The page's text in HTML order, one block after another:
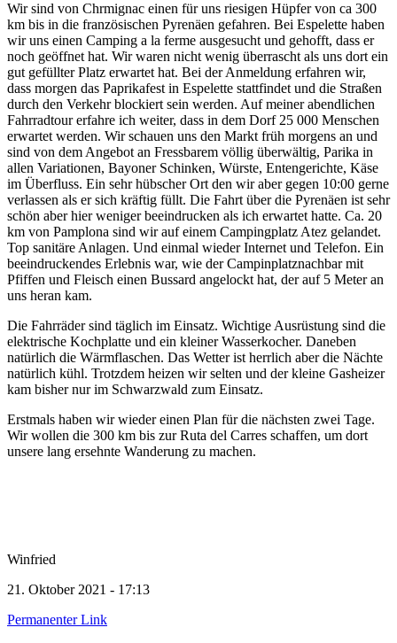
Wir sind von Chrmignac einen für uns riesigen Hüpfer von ca 300
km bis in die französischen Pyrenäen gefahren. Bei Espelette haben
wir uns einen Camping a la ferme ausgesucht und gehofft, dass er
noch geöffnet hat. Wir waren nicht wenig überrascht als uns dort ein
gut gefüllter Platz erwartet hat. Bei der Anmeldung erfahren wir,
dass morgen das Paprikafest in Espelette stattfindet und die Straßen
durch den Verkehr blockiert sein werden. Auf meiner abendlichen
Fahrradtour erfahre ich weiter, dass in dem Dorf 25 000 Menschen
erwartet werden. Wir schauen uns den Markt früh morgens an und
sind von dem Angebot an Fressbarem völlig überwältig, Parika in
allen Variationen, Bayoner Schinken, Würste, Entengerichte, Käse
im Überfluss. Ein sehr hübscher Ort den wir aber gegen 10:00 gerne
verlassen als er sich kräftig füllt. Die Fahrt über die Pyrenäen ist sehr
schön aber hier weniger beeindrucken als ich erwartet hatte. Ca. 20
km von Pamplona sind wir auf einem Campingplatz Atez gelandet.
Top sanitäre Anlagen. Und einmal wieder Internet und Telefon. Ein
beeindruckendes Erlebnis war, wie der Campinplatznachbar mit
Pfiffen und Fleisch einen Bussard angelockt hat, der auf 5 Meter an
uns heran kam.
Die Fahrräder sind täglich im Einsatz. Wichtige Ausrüstung sind die
elektrische Kochplatte und ein kleiner Wasserkocher. Daneben
natürlich die Wärmflaschen. Das Wetter ist herrlich aber die Nächte
natürlich kühl. Trotzdem heizen wir selten und der kleine Gasheizer
kam bisher nur im Schwarzwald zum Einsatz.
Erstmals haben wir wieder einen Plan für die nächsten zwei Tage.
Wir wollen die 300 km bis zur Ruta del Carres schaffen, um dort
unsere lang ersehnte Wanderung zu machen.
Winfried
21. Oktober 2021 - 17:13
Permanenter Link